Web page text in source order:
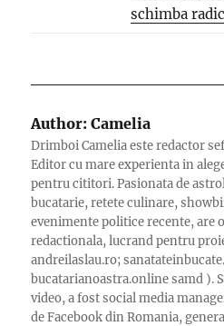
schimba
Author: Camelia
Drimboi Camelia este redactor
Editor cu mare experienta in
pentru cititori. Pasionata de
bucatarie, retete culinare,
evenimente politice recente, are
redactionala, lucrand pentru
andreilaslau.ro;
bucatarianoastra.online samd ).
video, a fost social media
de Facebook din Romania,